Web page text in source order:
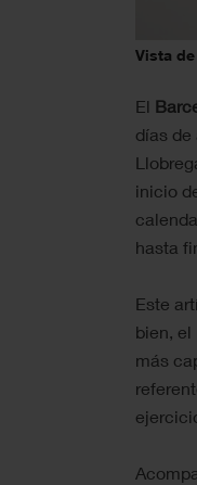
Vista
El
días de
inicio
hasta
Este
bien, el
más